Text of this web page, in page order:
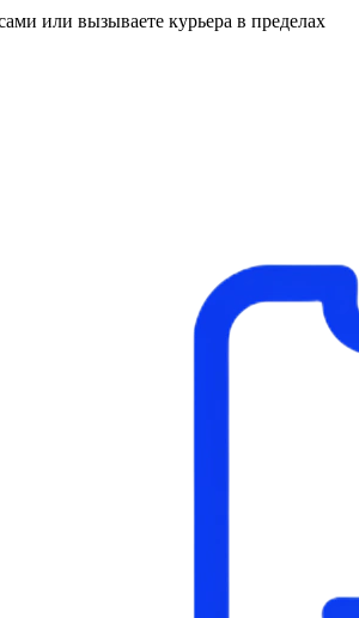
или вызываете курьера в пределах